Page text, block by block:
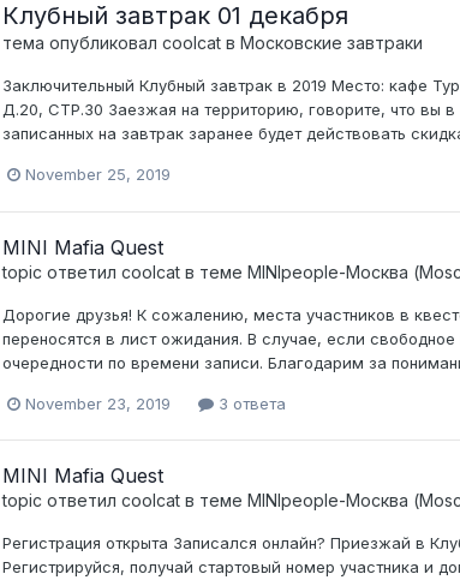
Клубный завтрак 01 декабря
тема опубликовал coolcatв Московские завтраки
Заключительный Клубный завтрак в 2019 Место : кафе
Д.20, СТР.30 Заезжая на территорию, говорите, что вы
записанных на завтрак заранее будет действовать
November 25, 2019
MINI Mafia Quest
topic ответил coolcatв теме MINIpeople-Москва
Дорогие друзья! К сожалению, места участников в
переносятся в лист ожидания. В случае, если
очередности по времени записи. Благодарим за
November 23, 2019 3 ответа
MINI Mafia Quest
topic ответил coolcatв теме MINIpeople-Москва
Регистрация открыта Записался онлайн? Приезжай в
Регистрируйся, получай стартовый номер участника